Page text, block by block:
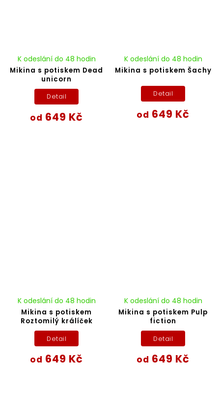
Mikina s potiskem Dead
unicorn
K odeslání do 48 hodin
od 649 Kč
Detail
Mikina s potiskem Šachy
K odeslání do 48 hodin
od 649 Kč
Detail
Mikina s potiskem
Roztomilý králíček
K odeslání do 48 hodin
od 649 Kč
Detail
Mikina s potiskem Pulp
fiction
K odeslání do 48 hodin
od 649 Kč
Detail